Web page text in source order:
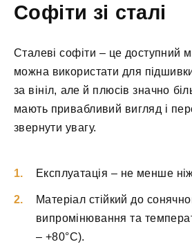
Софіти зі сталі
Сталеві софіти – це доступний
можна використати для
за вініл, але й плюсів значно
мають привабливий вигляд і
звернути увагу.
Експлуатація – не менше
Матеріал стійкий до
випромінювання та
– +80°C).